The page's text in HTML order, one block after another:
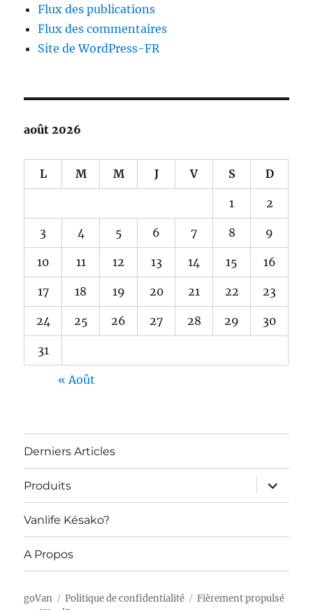
Flux des publications
Flux des commentaires
Site de WordPress-FR
août 2026
L M M J V S D
1 2
3 4 5 6 7 8 9
10 11 12 13 14 15 16
17 18 19 20 21 22 23
24 25 26 27 28 29 30
31
« Août
Derniers Articles
Produits
ouvrir
le
sous-
Vanlife Késako?
A Propos
goVan Politique de confidentialité
Fièrement propulsé